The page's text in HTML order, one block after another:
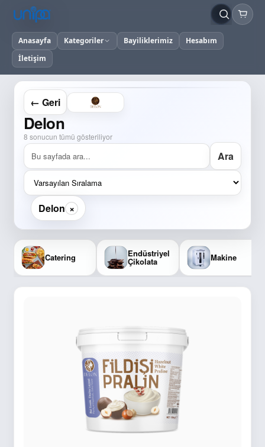
Anasayfa Kategoriler Bayiliklerimiz
Hesabım
İletişim
← Geri
Delon
8 sonucun tümü gösteriliyor
Ara
Delon ×
Catering Endüstriyel
Çikolata Makine